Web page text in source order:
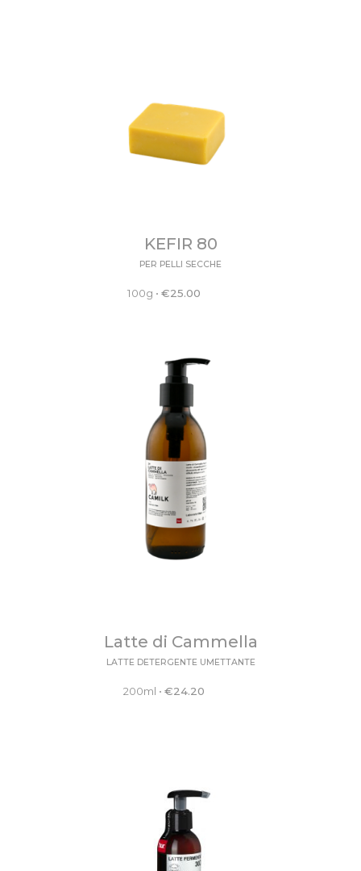
KEFIR 80
PER PELLI SECCHE
100g •€25.00
Latte di Cammella
LATTE DETERGENTE UMETTANTE
200ml •€24.20